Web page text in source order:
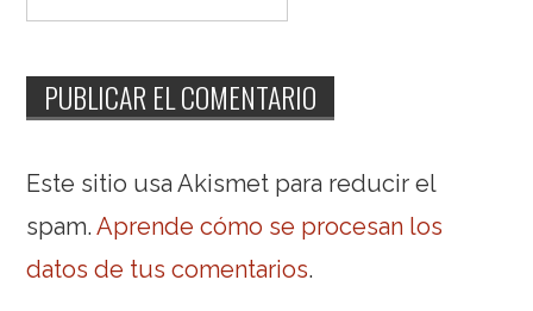
Este sitio usa Akismet para reducir el
spam.Aprende cómo se procesan los
datos de tus comentarios.